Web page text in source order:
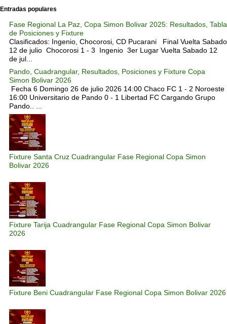
Entradas populares
Fase Regional La Paz, Copa Simon Bolivar 2025: Resultados, Tabla
de Posiciones y Fixture
Clasificados: Ingenio, Chocorosi, CD Pucarani Final Vuelta Sabado
12 de julio Chocorosi 1 - 3 Ingenio 3er Lugar Vuelta Sabado 12
de jul...
Pando, Cuadrangular, Resultados, Posiciones y Fixture Copa
Simon Bolivar 2026
Fecha 6 Domingo 26 de julio 2026 14:00 Chaco FC 1 - 2 Noroeste
16:00 Universitario de Pando 0 - 1 Libertad FC Cargando Grupo
Pando.. ...
Fixture Santa Cruz Cuadrangular Fase Regional Copa Simon
Bolivar 2026
Fixture Tarija Cuadrangular Fase Regional Copa Simon Bolivar
2026
Fixture Beni Cuadrangular Fase Regional Copa Simon Bolivar 2026